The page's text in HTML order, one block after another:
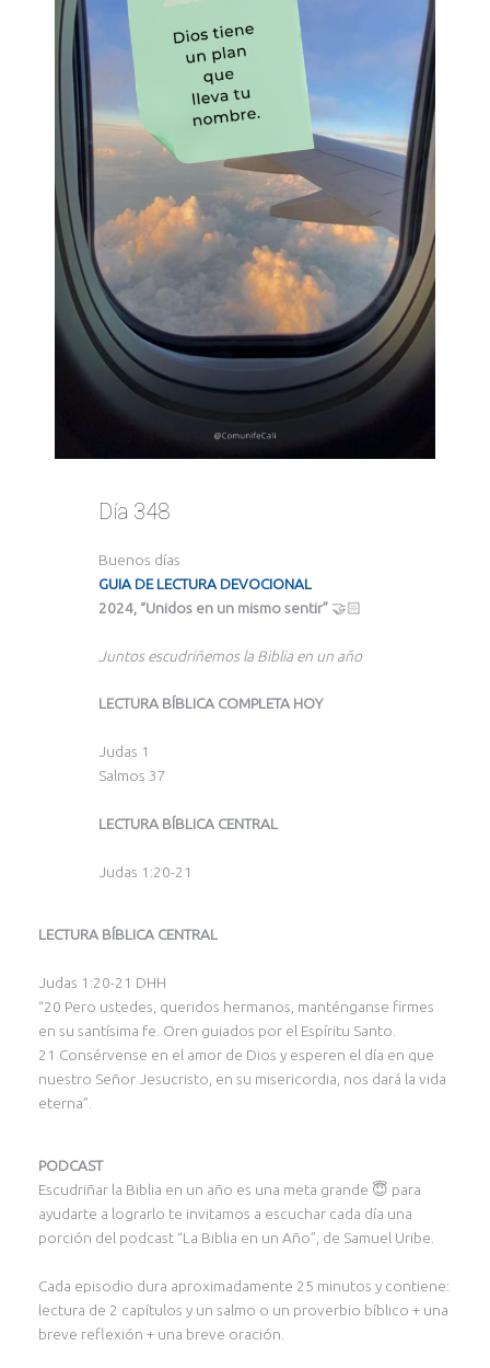
Día 348
Buenos días
GUIA DE LECTURA DEVOCIONAL
2024, “Unidos en un mismo sentir” 🤝🏻
Juntos escudriñemos la Biblia en un año
LECTURA BÍBLICA COMPLETA HOY
Judas 1
Salmos 37
LECTURA BÍBLICA CENTRAL
Judas 1:20-21
LECTURA BÍBLICA CENTRAL
Judas 1:20-21 DHH
“20 Pero ustedes, queridos hermanos, manténganse firmes
en su santísima fe. Oren guiados por el Espíritu Santo.
21 Consérvense en el amor de Dios y esperen el día en que
nuestro Señor Jesucristo, en su misericordia, nos dará la vida
eterna”.
PODCAST
Escudriñar la Biblia en un año es una meta grande 😇 para
ayudarte a lograrlo te invitamos a escuchar cada día una
porción del podcast “La Biblia en un Año”, de Samuel Uribe.
Cada episodio dura aproximadamente 25 minutos y contiene:
lectura de 2 capítulos y un salmo o un proverbio bíblico + una
breve reflexión + una breve oración.